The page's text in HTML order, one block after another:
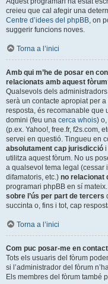
creieu que cal afegir una
Centre d’idees del phpBB, on
suggerir funcions noves.
Torna a l’inici
Amb qui m’he de posar en
relacionats amb aquest
Qualsevols dels
serà un contacte apropiat per
resposta, és recomanable que
domini (feu una cerca whois)
(p.ex. Yahoo!, free.fr, f2s.com,
servei en questió. Tingueu en
absolutament cap jurisdicció i
utilitza aquest fòrum. No us
a qualsevol tema legal (cessar
difamatoris, etc.) no relacionat
programari phpBB en sí
sobre l’ús per part de tercers
succinta o, fins i tot, cap
Torna a l’inici
Com puc posar-me en
Tots els usuaris del fòrum
si l’administrador del fòrum
Els membres del fòrum també